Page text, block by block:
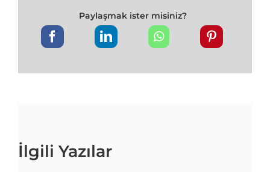
Paylaşmak ister misiniz?
İlgili Yazılar